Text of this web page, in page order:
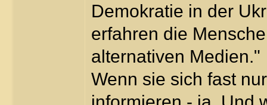
Demokratie in der
erfahren die
alternativen Medien."
Wenn sie sich fast